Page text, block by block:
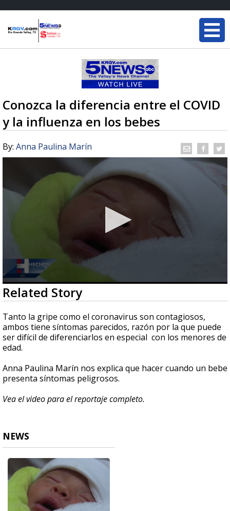
Conozca la diferencia entre el COVID
y la influenza en los bebes
By: Anna Paulina Marín
0
seconds
of
2
minutes,
46
seconds
Related Story
Tanto la gripe como el coronavirus son contagiosos,
ambos tiene síntomas parecidos, razón por la que puede
ser difícil de diferenciarlos en especial con los menores de
edad.
Anna Paulina Marín nos explica que hacer cuando un bebe
presenta síntomas peligrosos.
Vea el video para el reportaje completo.
NEWS